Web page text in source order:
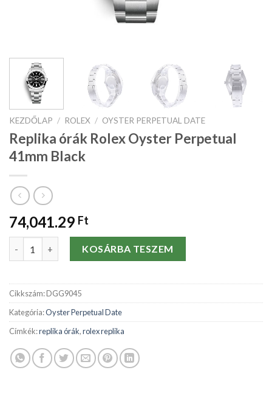
KEZDŐLAP / ROLEX / OYSTER PERPETUAL DATE
Replika órák Rolex Oyster Perpetual
41mm Black
74,041.29 Ft
Replika órák Rolex Oyster Perpetual 41mm Black mennyiség
KOSÁRBA TESZEM
Cikkszám:DGG9045
Kategória:Oyster Perpetual Date
Címkék:replika órák,rolex replika